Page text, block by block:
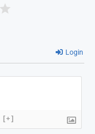
Login
[+]